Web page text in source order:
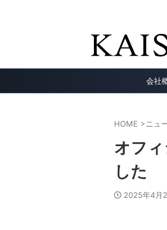
会社
HOME >ニュ
オフ
した
2025年4月